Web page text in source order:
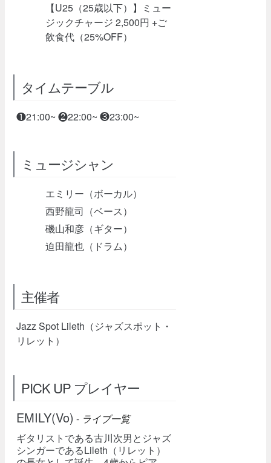
【U25（25歳以下）】ミュー
ジックチャージ 2,500円 +ご
飲食代（25%OFF）
タイムテーブル
❶21:00~ ❷22:00~ ❸23:00~
ミュージシャン
エミリー（ボーカル）
西野龍司（ベース）
磯山和彦（ギター）
迫田龍也（ドラム）
主催者
Jazz Spot Lileth（ジャズスポット・
リレット）
PICK UP プレイヤー
EMILY(Vo) - ライブ一覧
ギタリストである古川次男とジャズ
シンガーであるLileth（リレット）